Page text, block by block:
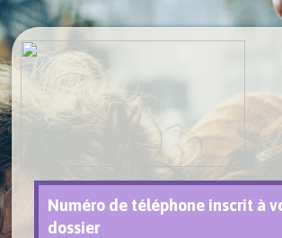
Numéro de téléphone inscrit à
dossier